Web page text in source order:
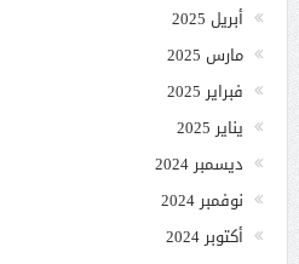
أبريل 2025
مارس 2025
فبراير 2025
يناير 2025
ديسمبر 2024
نوفمبر 2024
أكتوبر 2024